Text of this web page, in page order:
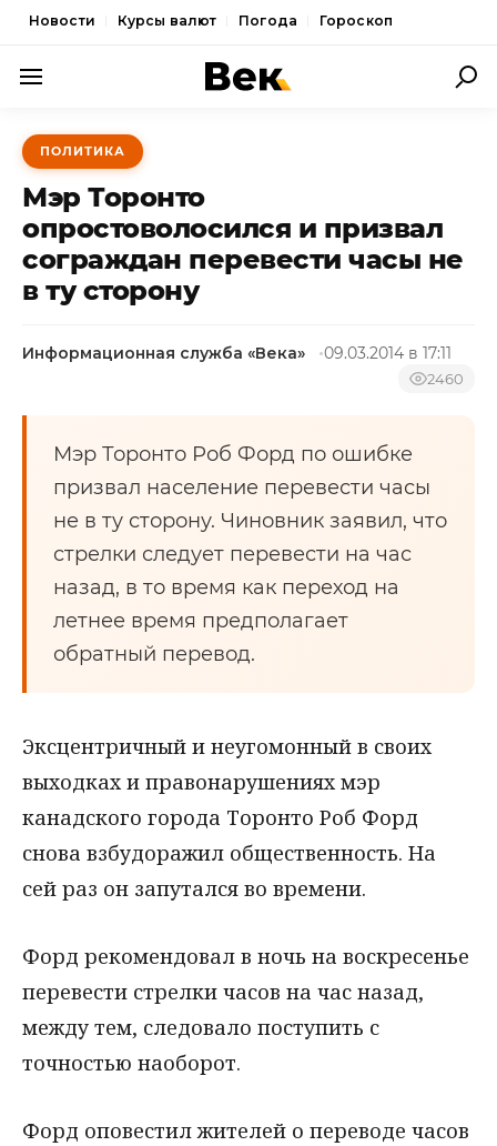
Новости Курсы валют Погода Гороскоп
ПОЛИТИКА
ЭКОНОМИКА
ОБЩЕСТВО
СПОРТ
КУЛЬТУРА
НОВОСТИ
ПОЛИТИКА
Мэр Торонто
опростоволосился и призвал
сограждан перевести часы не
в ту сторону
Информационная служба «Века» 09.03.2014 в 17:11
2460
Мэр Торонто Роб Форд по ошибке
призвал население перевести часы
не в ту сторону. Чиновник заявил, что
стрелки следует перевести на час
назад, в то время как переход на
летнее время предполагает
обратный перевод.
Эксцентричный и неугомонный в своих
выходках и правонарушениях мэр
канадского города Торонто Роб Форд
снова взбудоражил общественность. На
сей раз он запутался во времени.
Форд рекомендовал в ночь на воскресенье
перевести стрелки часов на час назад,
между тем, следовало поступить с
точностью наоборот.
Форд оповестил жителей о переводе часов